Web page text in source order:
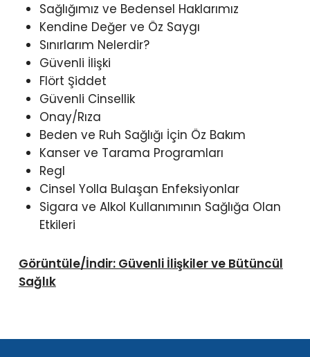
Sağlığımız ve Bedensel Haklarımız
Kendine Değer ve Öz Saygı
Sınırlarım Nelerdir?
Güvenli İlişki
Flört Şiddet
Güvenli Cinsellik
Onay/Rıza
Beden ve Ruh Sağlığı İçin Öz Bakım
Kanser ve Tarama Programları
Regl
Cinsel Yolla Bulaşan Enfeksiyonlar
Sigara ve Alkol Kullanımının Sağlığa Olan
Etkileri
Görüntüle/İndir: Güvenli İlişkiler ve Bütüncül
Sağlık